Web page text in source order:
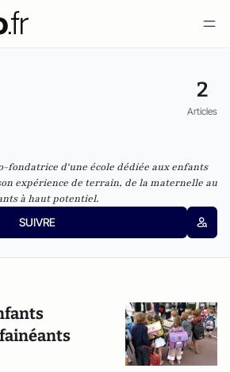
2
Articles
fondatrice d'une école dédiée aux enfants
expérience de terrain, de la maternelle au
à haut potentiel.
SUIVRE